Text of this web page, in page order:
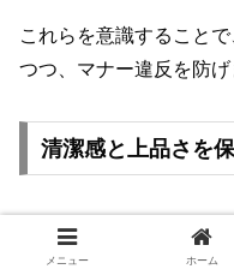
これらを意識すること
つつ、マナー違反を防げ
清潔感と上品さを
結婚式では、どの世代
られます。髪型に気を
メニュー ホーム